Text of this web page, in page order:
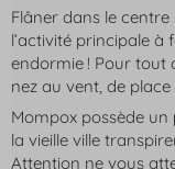
Flâner dans le
l’activité principale à
endormie ! Pour tout
nez au vent, de
Mompox possède un
la vieille ville
Attention ne vous